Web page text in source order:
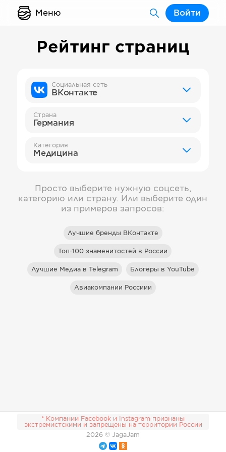
Меню Войти
Рейтинг страниц
Социальная сеть
ВКонтакте
Страна
Германия
Категория
Медицина
Просто выберите нужную соцсеть,
категорию или страну. Или выберите один
из примеров запросов:
Лучшие бренды ВКонтакте
Топ-100 знаменитостей в России
Лучшие Медиа в Telegram Блогеры в YouTube
Авиакомпании Россиии
* Компании Facebook и Instagram признаны
экстремистскими и запрещены на территории России
2026 © JagaJam